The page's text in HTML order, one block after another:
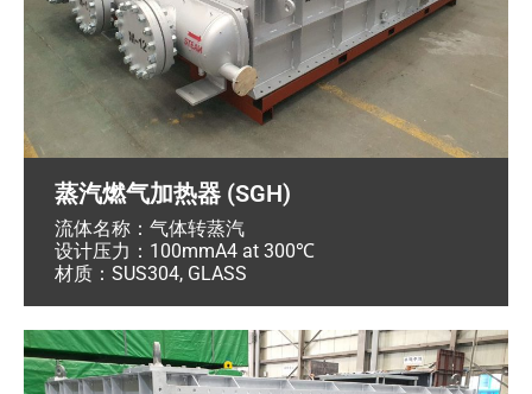
蒸汽燃气加热器 (SGH)
流体名称：气体转蒸汽
设计压力：100mmA4 at 300℃
材质：SUS304, GLASS